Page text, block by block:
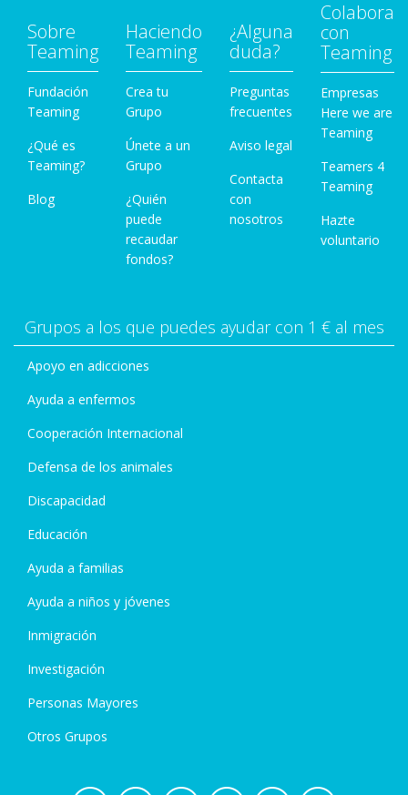
Sobre
Teaming
Fundación
Teaming
¿Qué es
Teaming?
Blog
Haciendo
Teaming
Crea tu
Grupo
Únete a un
Grupo
¿Quién
puede
recaudar
fondos?
¿Alguna
duda?
Preguntas
frecuentes
Aviso legal
Contacta
con
nosotros
Colabora
con
Teaming
Empresas
Here we are
Teaming
Teamers 4
Teaming
Hazte
voluntario
Grupos a los que puedes ayudar con 1 € al mes
Apoyo en adicciones
Ayuda a enfermos
Cooperación Internacional
Defensa de los animales
Discapacidad
Educación
Ayuda a familias
Ayuda a niños y jóvenes
Inmigración
Investigación
Personas Mayores
Otros Grupos